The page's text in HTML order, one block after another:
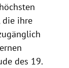
die ihre
des 19.